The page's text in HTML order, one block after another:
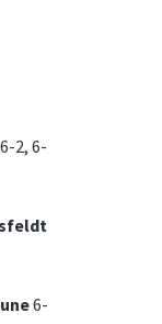
2, 6-
6-